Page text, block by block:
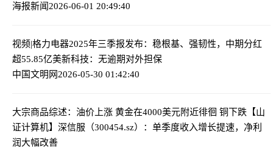
海报新闻2026-06-01 20:49:40
视频|格力电器2025年三季报发布：稳根基、强韧性，中期分红
超55.85亿美新科技：无逾期对外担保
中国文明网2026-05-30 01:42:40
大宗商品综述：油价上涨 黄金在4000美元附近徘徊 铜下跌 【山
证计算机】深信服（300454.sz）：单季度收入增长提速，净利
润大幅改善